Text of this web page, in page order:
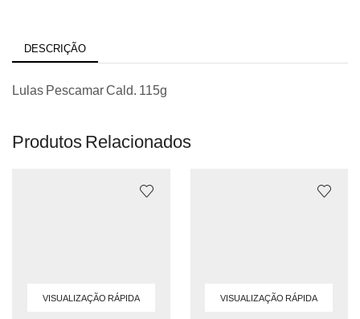
DESCRIÇÃO
Lulas Pescamar Cald. 115g
Produtos Relacionados
VISUALIZAÇÃO RÁPIDA VISUALIZAÇÃO RÁPIDA